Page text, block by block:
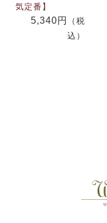
気定番】
5,340円
（税
込）